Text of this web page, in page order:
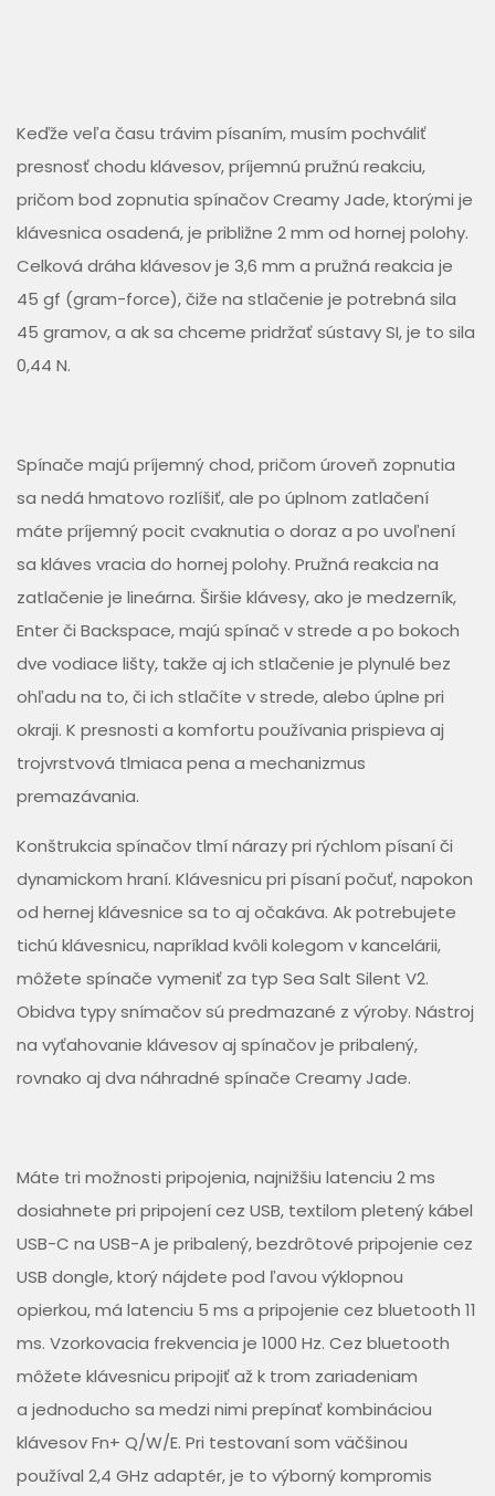
Keďže veľa času trávim písaním, musím pochváliť
presnosť chodu klávesov, príjemnú pružnú reakciu,
pričom bod zopnutia spínačov Creamy Jade, ktorými je
klávesnica osadená, je približne 2 mm od hornej polohy.
Celková dráha klávesov je 3,6 mm a pružná reakcia je
45 gf (gram-force), čiže na stlačenie je potrebná sila
45 gramov, a ak sa chceme pridržať sústavy SI, je to sila
0,44 N.
Spínače majú príjemný chod, pričom úroveň zopnutia
sa nedá hmatovo rozlíšiť, ale po úplnom zatlačení
máte príjemný pocit cvaknutia o doraz a po uvoľnení
sa kláves vracia do hornej polohy. Pružná reakcia na
zatlačenie je lineárna. Širšie klávesy, ako je medzerník,
Enter či Backspace, majú spínač v strede a po bokoch
dve vodiace lišty, takže aj ich stlačenie je plynulé bez
ohľadu na to, či ich stlačíte v strede, alebo úplne pri
okraji. K presnosti a komfortu používania prispieva aj
trojvrstvová tlmiaca pena a mechanizmus
premazávania.
Konštrukcia spínačov tlmí nárazy pri rýchlom písaní či
dynamickom hraní. Klávesnicu pri písaní počuť, napokon
od hernej klávesnice sa to aj očakáva. Ak potrebujete
tichú klávesnicu, napríklad kvôli kolegom v kancelárii,
môžete spínače vymeniť za typ Sea Salt Silent V2.
Obidva typy snímačov sú predmazané z výroby. Nástroj
na vyťahovanie klávesov aj spínačov je pribalený,
rovnako aj dva náhradné spínače Creamy Jade.
Máte tri možnosti pripojenia, najnižšiu latenciu 2 ms
dosiahnete pri pripojení cez USB, textilom pletený kábel
USB-C na USB-A je pribalený, bezdrôtové pripojenie cez
USB dongle, ktorý nájdete pod ľavou výklopnou
opierkou, má latenciu 5 ms a pripojenie cez bluetooth 11
ms. Vzorkovacia frekvencia je 1000 Hz. Cez bluetooth
môžete klávesnicu pripojiť až k trom zariadeniam
a jednoducho sa medzi nimi prepínať kombináciou
klávesov Fn+ Q/W/E. Pri testovaní som väčšinou
používal 2,4 GHz adaptér, je to výborný kompromis